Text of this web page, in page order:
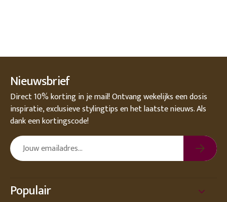
Nieuwsbrief
Direct 10% korting in je mail! Ontvang wekelijks een dosis
inspiratie, exclusieve stylingtips en het laatste nieuws. Als
dank een kortingscode!
Populair